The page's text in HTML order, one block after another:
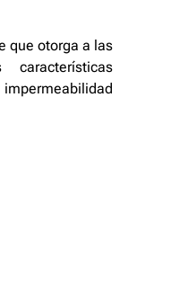
que otorga a las